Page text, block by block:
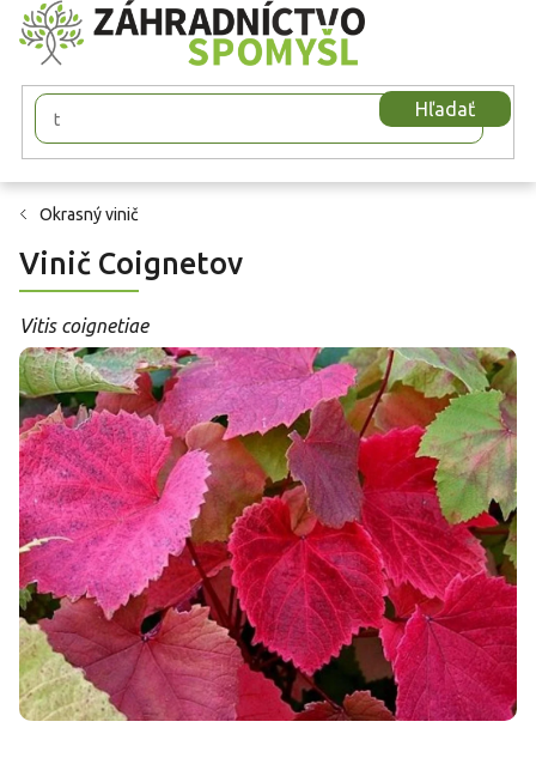
Prejsť
na
obsah
Hľadať
Okrasný vinič
Vinič Coignetov
Vitis coignetiae